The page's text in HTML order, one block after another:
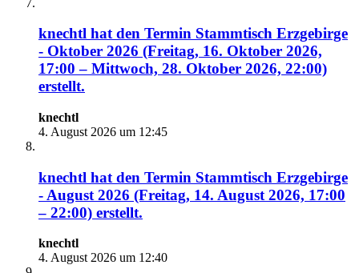
knechtl hat den Termin Stammtisch Erzgebirge
- Oktober 2026 (Freitag, 16. Oktober 2026,
17:00 – Mittwoch, 28. Oktober 2026, 22:00)
erstellt.
knechtl
4. August 2026 um 12:45
knechtl hat den Termin Stammtisch Erzgebirge
- August 2026 (Freitag, 14. August 2026, 17:00
– 22:00) erstellt.
knechtl
4. August 2026 um 12:40